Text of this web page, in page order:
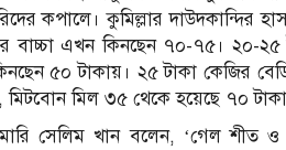
কপালে। কুমিল্লার দাউদকান্দির
এখন কিনছেন ৭০-৭৫। ২০-২৫
৫০ টাকায়। ২৫ টাকা কেজির
মিল ৩৫ থেকে হয়েছে ৭০
সেলিম খান বলেন, ‘গেল